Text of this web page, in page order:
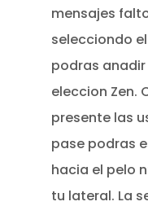
mensajes
selecciondo
podras
eleccion Zen.
presente las
pase podras
hacia el pelo
tu lateral. La